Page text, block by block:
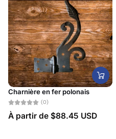
Charnière en fer polonais
(0)
À partir de $88.45 USD